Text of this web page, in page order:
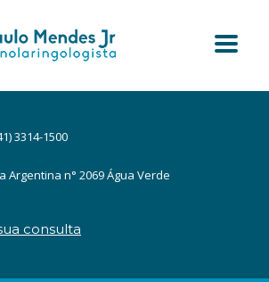
3314-1500
Argentina n° 2069 Água Verde
consulta